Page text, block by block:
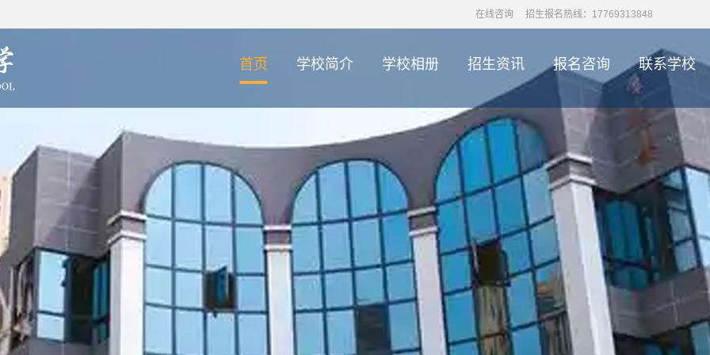
在线咨询 招生报名热线：17769313848
首页 学校简介 学校相册 招生资讯 报名咨询 联系学校